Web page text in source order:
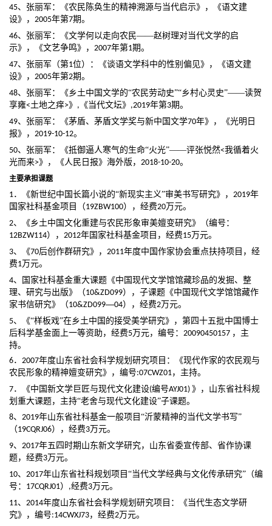
45、张丽军：《农民陈奂生的精神溯源与当代启示》，《语文建
设》， 2005年第7期。
46、张丽军：《文学何以走向农民——赵树理对当代文学的启
示》，《文艺争鸣》， 2007年第1期。
47、张丽军（第1位）：《谈语文学科中的性别偏见》，《语文建
设》， 2005年第2期。
48、张丽军：《乡土中国文学的“农民劳动史”“乡村心灵史”——读贺
享雍<土地之痒>》 , 《当代文坛》 ,2019年第3期。
49、张丽军：《茅盾、茅盾文学奖与新中国文学70年》，《光明日
报》， 2019-10-12。
50、张丽军：《抵御逼人寒气的生命“火光”——评张悦然<我循着火
光而来>》，《人民日报》海外版， 2018-10-20。
主要承担课题
1．《新世纪中国长篇小说的“新现实主义”审美书写研究》， 2019年
国家社科基金项目（19ZBW100），经费20万元。
2、《乡土中国文化重建与农民形象审美嬗变研究》（编号：
12BZW114）， 2012年国家社科基金项目，经费15万元。
3、《70后创作群研究》， 2011年度中国作家协会重点扶持项目，经
费1万元。
4、国家社科基金重大课题《中国现代文学馆馆藏珍品的发掘、整
理、研究与出版》（10&ZD099），子课题《中国现代文学馆馆藏作
家书信研究》（10&ZD099—04），经费2万元。
5、《“样板戏”在乡土中国的接受美学研究》，第四十五批中国博士
后科学基金面上一等资助，经费5万元，编号： 20090450157 ，主
持。
6． 2007年度山东省社会科学规划研究项目：《现代作家的农民观与
农民形象的精神嬗变研究》，编号:07CWZ01，主持。
7．《中国新文学巨匠与现代文化建设(编号AYJ01) 》，山东省社科规
划重大课题，主持“老舍与现代文化建设”子课题。
8、 2019年山东省社科基金一般项目 “沂蒙精神的当代文学书写”
（19CQRJ06），经费3万元。
9、 2017年五四时期山东新文学研究，山东省委宣传部、省作协课
题，经费3万元。
10、 2017年山东省社科规划项目 “当代文学经典与文化传承研究”（编
号： 17CQRJ01） ,经费3万元。
11、 2014年度山东省社会科学规划研究项目：《当代生态文学研
究》，编号:14CWXJ73，经费2万元。